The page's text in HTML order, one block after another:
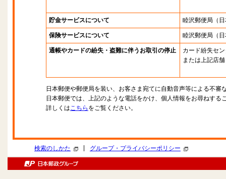
貯金サービスについて 睦沢郵便局 （
保険サービスについて 睦沢郵便局 （
通帳やカードの紛失・盗難に伴うお取引の停止
カード紛失セ
または上記店舗
日本郵便や郵便局を装い、お客さま宛てに自動音声等による不審
日本郵便では、上記のような電話をかけ、個人情報をお尋ねする
詳しくはこちら をご覧ください。
検索のしかた グループ・プライバシーポリシー